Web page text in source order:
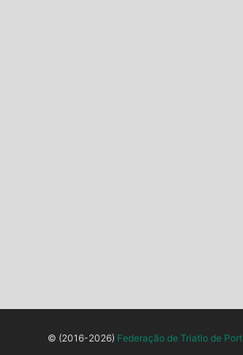
© (2016-2026) Federação de Triatlo de